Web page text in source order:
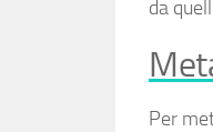
da
Per